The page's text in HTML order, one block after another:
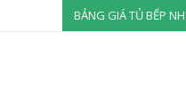
BẢNG GIÁ TỦ BẾP